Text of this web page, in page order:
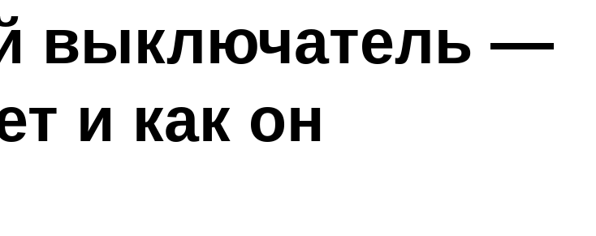
выключатель —
и как он